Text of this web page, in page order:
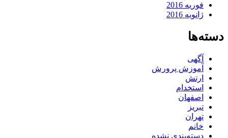
فوریه 2016
ژانویه 2016
دسته‌ها
آگهی
آموزش پرورش
ارتش
استخدام
اصفهان
تبریز
تهران
خانم
دسته‌بندی نشده